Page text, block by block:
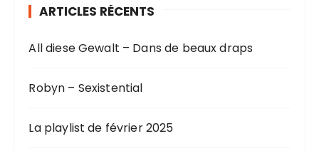
ARTICLES RÉCENTS
All diese Gewalt – Dans de beaux draps
Robyn – Sexistential
La playlist de février 2025